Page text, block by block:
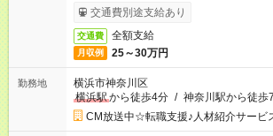
交通費別途支給あり
交通費 全額支給
月収例 25～30万円
勤務地
横浜市神奈川区
横浜駅から徒歩4分 / 神奈川駅から徒歩
CM放送中☆転職支援♪人材紹介サービ